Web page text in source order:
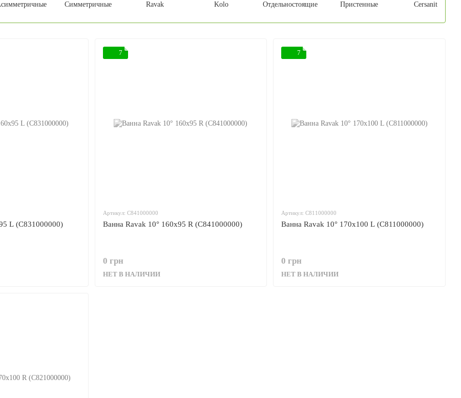
Симметричные Ravak Kolo Отдельностоящие Пристенные Cersanit
L (C831000000)
7
Артикул: C841000000
Ванна Ravak 10° 160x95 R (C841000000)
0 грн
НЕТ В НАЛИЧИИ
7
Артикул: C811000000
Ванна Ravak 10° 170x100 L (C811000000)
0 грн
НЕТ В НАЛИЧИИ